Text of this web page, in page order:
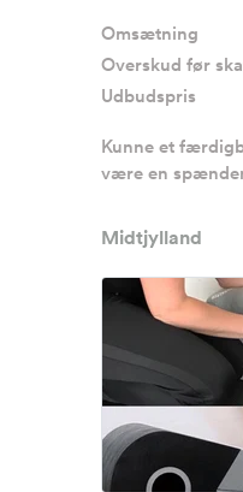
Omsætning
Overskud før
Udbudspris
Kunne et
være en
Midtjylland